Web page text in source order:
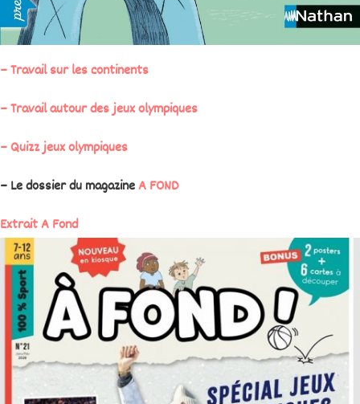
– Travail sur les continents
– Travail autour des jeux olympiques
– Quizz jeux olympiques
– Le dossier du magazineA FOND
Extrait A Fond